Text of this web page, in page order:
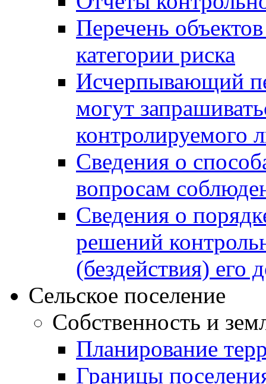
Перечень
категории риска
Исчерпывающий
могут
контролируемого
Сведения о
вопросам
Сведения о
решений
(бездействия) его
Сельское поселение
Собственность и
Планирование
Границы